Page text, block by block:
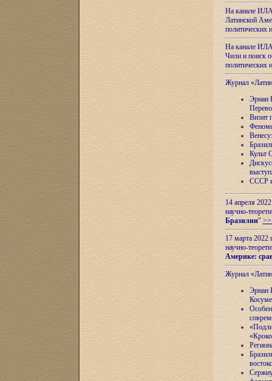
На канале
Латинской
На канале
Чили и поиск
Журнал
Эрнан
Визит
Культ
СССР и
14 апреля
научно-
Бразилии"
17 марта 2022
научно-
Америке:
Журнал
Эрнан